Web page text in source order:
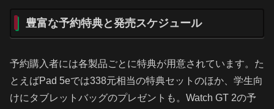
豊富な予約特典と発売スケジュール
予約購入者には各製品ごとに特典が用意されています。た
とえばPad 5eでは338元相当の特典セットのほか、学生向
けにタブレットバッグのプレゼントも。Watch GT 2の予